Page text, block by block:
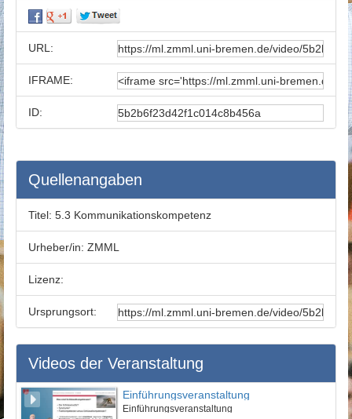
URL:
IFRAME:
ID:
Quellenangaben
Titel: 5.3 Kommunikationskompetenz
Urheber/in: ZMML
Lizenz:
Ursprungsort:
Videos der Veranstaltung
Einführungsveranstaltung
Einführungsveranstaltung